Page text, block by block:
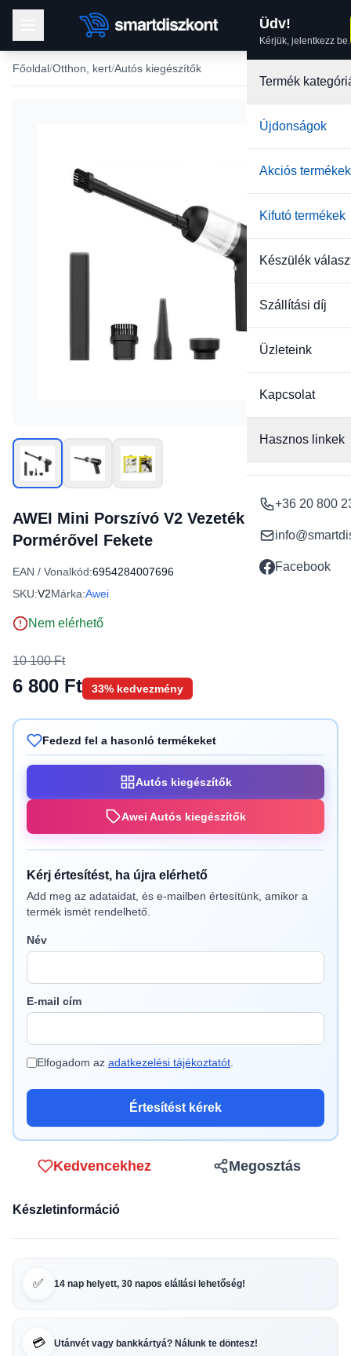
Üdv!
Kérjük, jelentkezz be.
Termék
Újdonságok
Akciós termékek
Kifutó termékek
Készülék
Szállítási díj
Üzleteink
Kapcsolat
Hasznos linkek
+36 20 800
Facebook
Főoldal Otthon, kert Autós kiegészítők
-33%
AWEI Mini Porszívó V2 Vezeték nélküli
Pormérővel Fekete
EAN / Vonalkód:6954284007696
SKU:V2Márka:Awei
Nem elérhető
10 100 Ft
6 800 Ft 33% kedvezmény
Fedezd fel a hasonló termékeket
Autós kiegészítők
Awei Autós kiegészítők
Kérj értesítést, ha újra elérhető
Add meg az adataidat, és e-mailben értesítünk, amikor a
termék ismét rendelhető.
Név
E-mail cím
Elfogadom az adatkezelési tájékoztatót
Értesítést kérek
Kedvencekhez Megosztás
Készletinformáció
✅ 14 nap helyett, 30 napos elállási lehetőség!
💳 Utánvét vagy bankkártyá? Nálunk te döntesz!